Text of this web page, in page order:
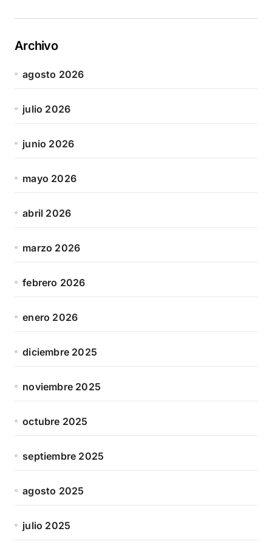
Archivo
agosto 2026
julio 2026
junio 2026
mayo 2026
abril 2026
marzo 2026
febrero 2026
enero 2026
diciembre 2025
noviembre 2025
octubre 2025
septiembre 2025
agosto 2025
julio 2025